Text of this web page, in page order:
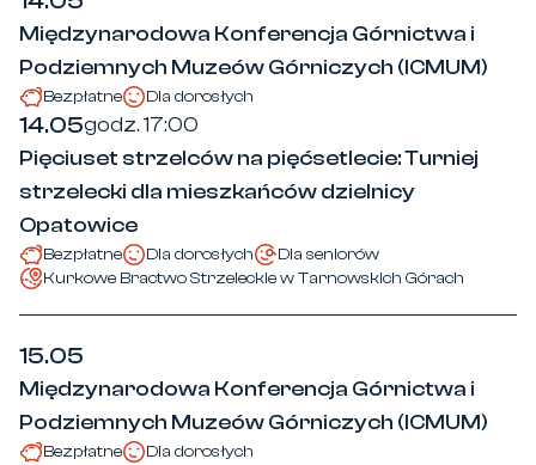
Międzynarodowa Konferencja Górnictwa i
Podziemnych Muzeów Górniczych (ICMUM)
Bezpłatne Dla dorosłych
14.05godz. 17:00
Pięciuset strzelców na pięćsetlecie: Turniej
strzelecki dla mieszkańców dzielnicy
Opatowice
Bezpłatne Dla dorosłych
Dla seniorów
Kurkowe Bractwo Strzeleckie w Tarnowskich Górach
15.05
Międzynarodowa Konferencja Górnictwa i
Podziemnych Muzeów Górniczych (ICMUM)
Bezpłatne Dla dorosłych